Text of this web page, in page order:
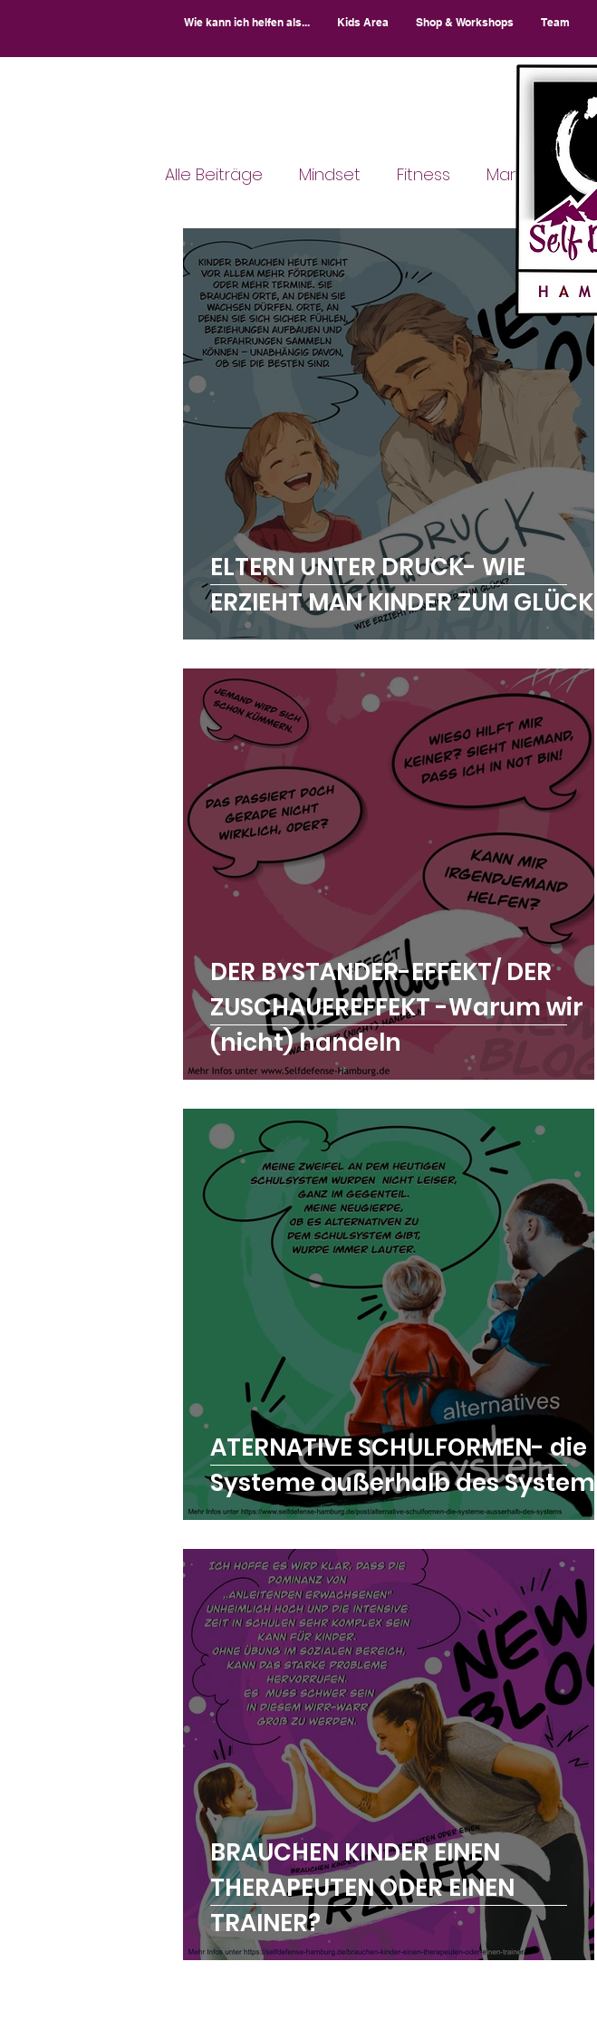
Wie kann ich helfen als... Kids Area Shop & Workshops Team
Alle Beiträge Mindset Fitness Martial Arts
ELTERN UNTER DRUCK- WIE
ERZIEHT MAN KINDER ZUM GLÜCK?
DER BYSTANDER-EFFEKT/ DER
ZUSCHAUEREFFEKT -Warum wir
(nicht) handeln
ATERNATIVE SCHULFORMEN- die
Systeme außerhalb des Systems
BRAUCHEN KINDER EINEN
THERAPEUTEN ODER EINEN
TRAINER?